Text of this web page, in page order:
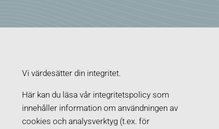
Vi värdesätter din integritet.
Här kan du läsa vår integritetspolicy som
innehåller information om användningen av
cookies och analysverktyg (t.ex. för